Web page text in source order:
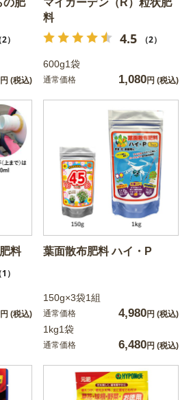
2）
円 (税込)
料
4.5 （2）
600g1袋
通常価格 1,080円 (税込)
料
1）
円 (税込)
葉面散布肥料 ハイ・P
150g×3袋1組
通常価格 4,980円 (税込)
1kg1袋
通常価格 6,480円 (税込)